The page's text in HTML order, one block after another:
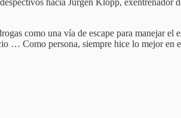
hacia Jürgen Klopp,
como una vía de escape para manejar
… Como persona, siempre hice lo mejor en